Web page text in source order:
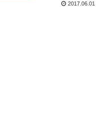
2017.06.01